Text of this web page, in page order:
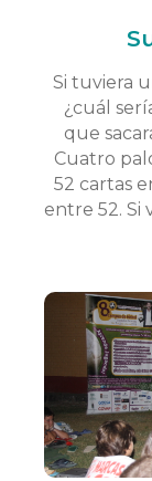
Si tuviera
¿cuál
que
Cuatro
52 cartas
entre 52. Si